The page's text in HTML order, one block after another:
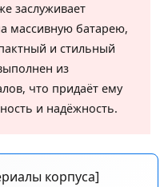
заслуживает
массивную батарею,
и стильный
из
что придаёт ему
и надёжность.
корпуса]